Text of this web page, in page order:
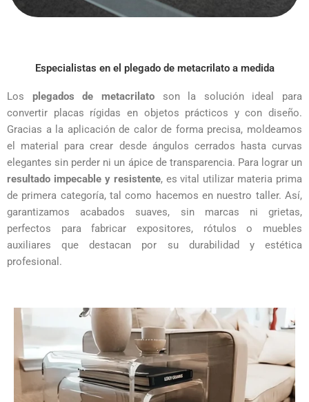
Especialistas en el plegado de metacrilato a medida
Los plegados de metacrilatoson la solución ideal para
convertir placas rígidas en objetos prácticos y con diseño.
Gracias a la aplicación de calor de forma precisa, moldeamos
el material para crear desde ángulos cerrados hasta curvas
elegantes sin perder ni un ápice de transparencia. Para lograr un
resultado impecable y resistente, es vital utilizar materia prima
de primera categoría, tal como hacemos en nuestro taller. Así,
garantizamos acabados suaves, sin marcas ni grietas,
perfectos para fabricar expositores, rótulos o muebles
auxiliares que destacan por su durabilidad y estética
profesional.